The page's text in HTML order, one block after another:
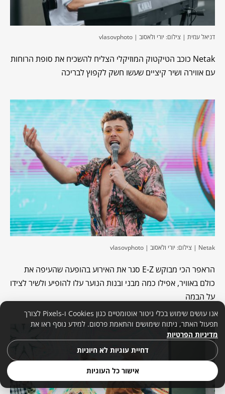
דניאל עמית | צילום: יורי ולאסוב | vlasovphoto
Netak כוכב הטיקטוק המוזיקלי הצליח להשכיח את סופת הרוחות
עם אווירה ושיר קיציים שעשו חשק לקפוץ לבריכה
Netak | צילום: יורי ולאסוב | vlasovphoto
הראפר הכי מבוקש E-Z סגר את האירוע בהופעה שהעיפה את
כולם באוויר, אפילו כמה מבני ובנות הנוער עלו להופיע ולשיר לצידו
על הבמה
אנו עושים שימוש בכלי ניטור אוטומטיים כגון Cookies ו-Pixels לצורך
תפעול האתר, ניתוח שימושים והתאמת פרסום. למידע נוסף ראו את
מדיניות הפרטיות
דחיית עוגיות לא חיוניות
אישור כל העוגיות